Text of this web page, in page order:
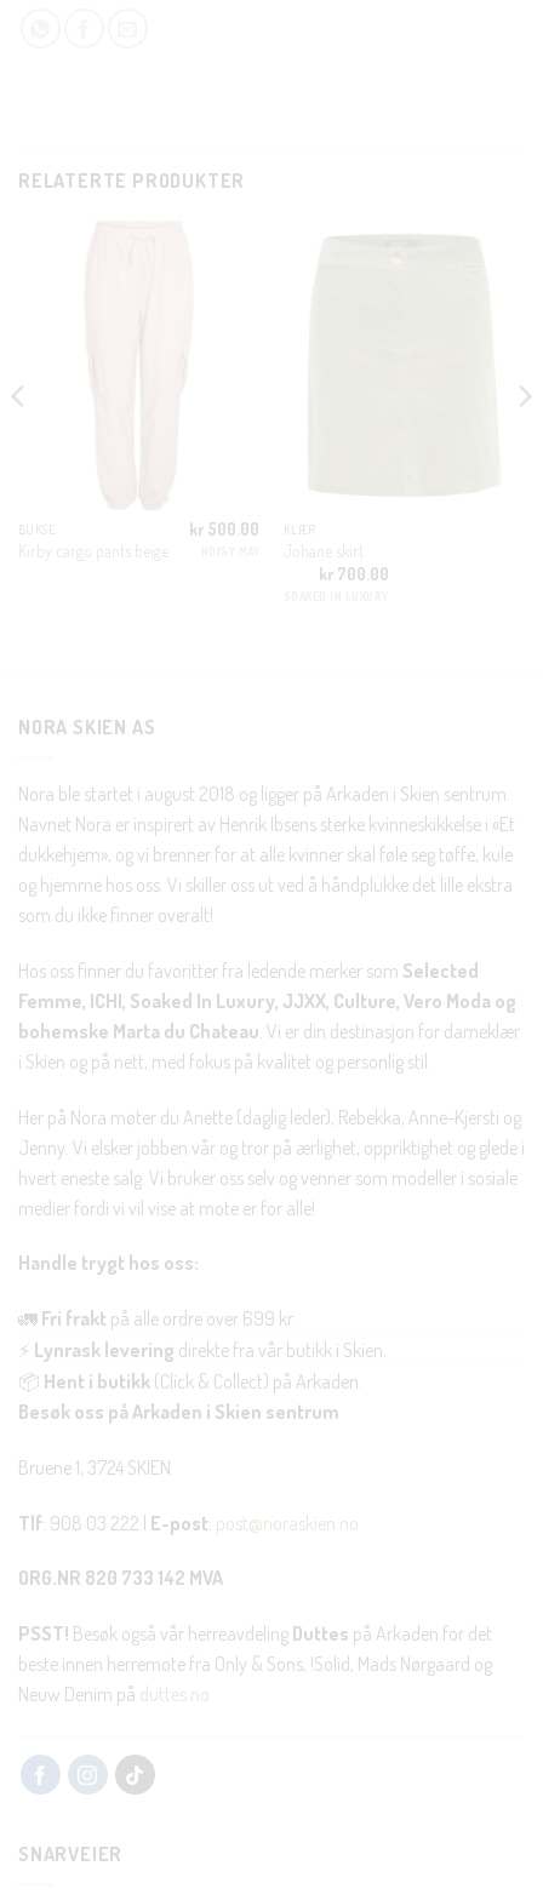
RELATERTE PRODUKTER
BUKSE
Kirby cargo pants beige
kr 500.00 KLÆR
Johane skirt
kr700.00
NORA SKIEN AS
Nora ble startet i august 2018 og ligger på Arkaden i Skien sentrum.
Navnet Nora er inspirert av Henrik Ibsens sterke kvinneskikkelse i «Et
dukkehjem», og vi brenner for at alle kvinner skal føle seg tøffe, kule
og hjemme hos oss. Vi skiller oss ut ved å håndplukke det lille ekstra
som du ikke finner overalt!
Hos oss finner du favoritter fra ledende merker som Selected
Femme, ICHI, Soaked In Luxury, JJXX, Culture, Vero Moda og
bohemske Marta du Chateau . Vi er din destinasjon for dameklær
i Skien og på nett, med fokus på kvalitet og personlig stil.
Her på Nora møter du Anette (daglig leder), Rebekka, Anne-Kjersti og
Jenny. Vi elsker jobben vår og tror på ærlighet, oppriktighet og glede i
hvert eneste salg. Vi bruker oss selv og venner som modeller i sosiale
medier fordi vi vil vise at mote er for alle!
Handle trygt hos oss:
🚛 Fri frakt på alle ordre over 699 kr.
⚡ Lynrask levering direkte fra vår butikk i Skien.
📦 Hent i butikk (Click & Collect) på Arkaden.
Besøk oss på Arkaden i Skien sentrum
Bruene 1, 3724 SKIEN
Tlf: 908 03 222 | E-post: post@noraskien.no
ORG.NR 820 733 142 MVA
PSST! Besøk også vår herreavdeling Duttes på Arkaden for det
beste innen herremote fra Only & Sons, !Solid, Mads Nørgaard og
Neuw Denim på duttes.no
SNARVEIER
KUNDEKLUBB
Bli en del av Nora-familien i dag. Som medlem får du 10%
rabatt på din første handel og eksklusive fordeler rett i lomma.
JA, HENT MIN RABATTKODE!